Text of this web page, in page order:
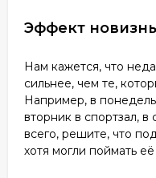
Эффект
Нам кажется, что
сильнее, чем те,
Например, в
вторник в спортзал,
всего, решите, что
хотя могли поймать